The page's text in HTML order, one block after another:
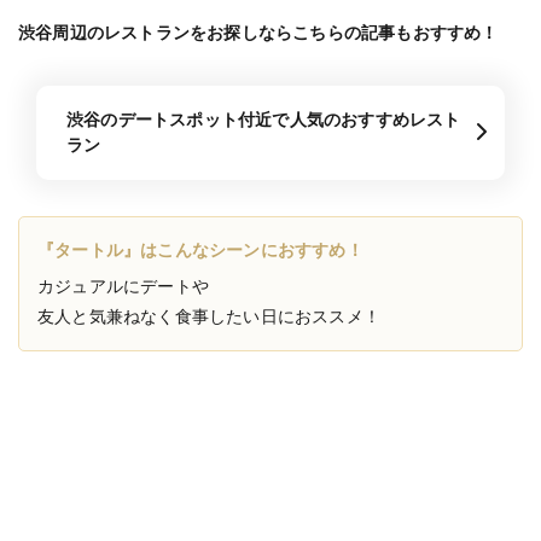
渋谷周辺のレストランをお探しならこちらの記事もおすすめ！
渋谷のデートスポット付近で人気のおすすめレスト
ラン
『タートル』はこんなシーンにおすすめ！
カジュアルにデートや
友人と気兼ねなく食事したい日におススメ！